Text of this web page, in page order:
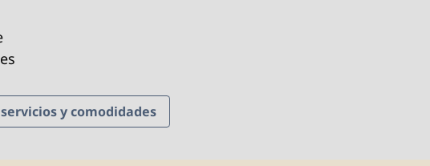
y comodidades